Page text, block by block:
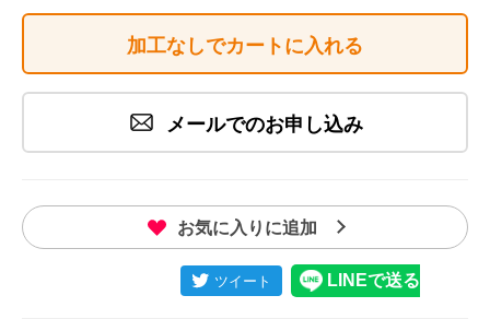
加工なしでカートに入れる
メールでのお申し込み
お気に入りに追加